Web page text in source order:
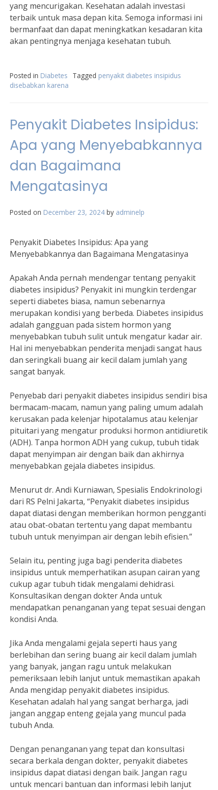
yang mencurigakan. Kesehatan adalah investasi
terbaik untuk masa depan kita. Semoga informasi ini
bermanfaat dan dapat meningkatkan kesadaran kita
akan pentingnya menjaga kesehatan tubuh.
Posted in Diabetes Tagged penyakit diabetes insipidus
disebabkan karena
Penyakit Diabetes Insipidus:
Apa yang Menyebabkannya
dan Bagaimana
Mengatasinya
Posted on December 23, 2024 by adminelp
Penyakit Diabetes Insipidus: Apa yang
Menyebabkannya dan Bagaimana Mengatasinya
Apakah Anda pernah mendengar tentang penyakit
diabetes insipidus? Penyakit ini mungkin terdengar
seperti diabetes biasa, namun sebenarnya
merupakan kondisi yang berbeda. Diabetes insipidus
adalah gangguan pada sistem hormon yang
menyebabkan tubuh sulit untuk mengatur kadar air.
Hal ini menyebabkan penderita menjadi sangat haus
dan seringkali buang air kecil dalam jumlah yang
sangat banyak.
Penyebab dari penyakit diabetes insipidus sendiri bisa
bermacam-macam, namun yang paling umum adalah
kerusakan pada kelenjar hipotalamus atau kelenjar
pituitari yang mengatur produksi hormon antidiuretik
(ADH). Tanpa hormon ADH yang cukup, tubuh tidak
dapat menyimpan air dengan baik dan akhirnya
menyebabkan gejala diabetes insipidus.
Menurut dr. Andi Kurniawan, Spesialis Endokrinologi
dari RS Pelni Jakarta, “Penyakit diabetes insipidus
dapat diatasi dengan memberikan hormon pengganti
atau obat-obatan tertentu yang dapat membantu
tubuh untuk menyimpan air dengan lebih efisien.”
Selain itu, penting juga bagi penderita diabetes
insipidus untuk memperhatikan asupan cairan yang
cukup agar tubuh tidak mengalami dehidrasi.
Konsultasikan dengan dokter Anda untuk
mendapatkan penanganan yang tepat sesuai dengan
kondisi Anda.
Jika Anda mengalami gejala seperti haus yang
berlebihan dan sering buang air kecil dalam jumlah
yang banyak, jangan ragu untuk melakukan
pemeriksaan lebih lanjut untuk memastikan apakah
Anda mengidap penyakit diabetes insipidus.
Kesehatan adalah hal yang sangat berharga, jadi
jangan anggap enteng gejala yang muncul pada
tubuh Anda.
Dengan penanganan yang tepat dan konsultasi
secara berkala dengan dokter, penyakit diabetes
insipidus dapat diatasi dengan baik. Jangan ragu
untuk mencari bantuan dan informasi lebih lanjut